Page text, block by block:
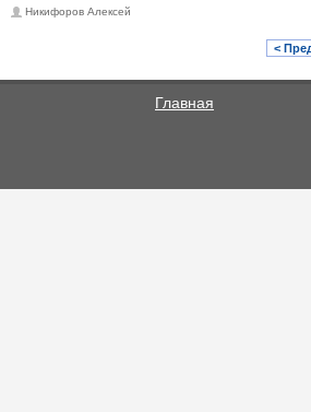
Никифоров Алексей
<
Главная